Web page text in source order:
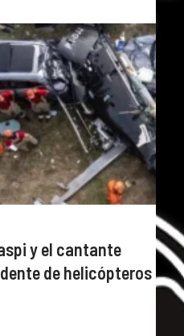
y el cantante
de helicópteros